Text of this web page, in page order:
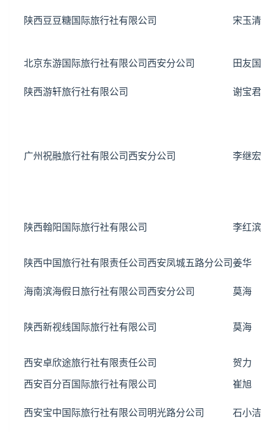
陕西豆豆糖国际旅行社有限公司 宋玉清
北京东游国际旅行社有限公司西安分公司 田友国
陕西游轩旅行社有限公司 谢宝君
广州祝融旅行社有限公司西安分公司 李继宏
陕西翰阳国际旅行社有限公司 李红滨
陕西中国旅行社有限责任公司西安凤城五路分公司姜华
海南滨海假日旅行社有限公司西安分公司 莫海
陕西新视线国际旅行社有限公司 莫海
西安卓欣途旅行社有限责任公司 贺力
西安百分百国际旅行社有限公司 崔旭
西安宝中国际旅行社有限公司明光路分公司 石小洁